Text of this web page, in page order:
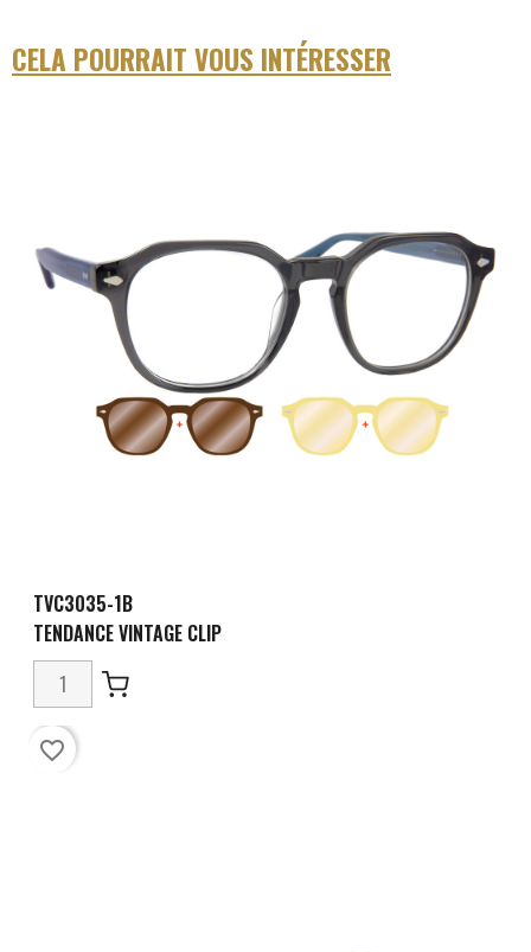
CELA POURRAIT VOUS INTÉRESSER
TVC3035-1B
TENDANCE VINTAGE CLIP
favorite_border